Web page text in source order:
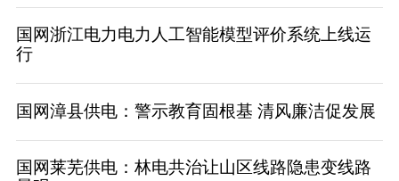
国网浙江电力电力人工智能模型评价系统上线运
行
国网漳县供电：警示教育固根基 清风廉洁促发展
国网莱芜供电：林电共治让山区线路隐患变线路